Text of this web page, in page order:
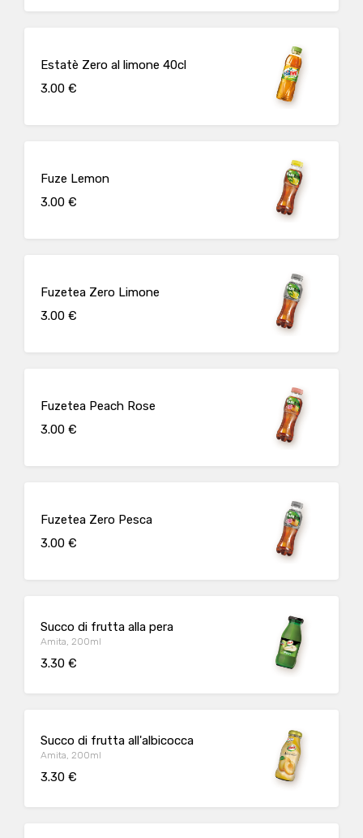
Estatè Zero al limone 40cl
3.00 €
Fuze Lemon
3.00 €
Fuzetea Zero Limone
3.00 €
Fuzetea Peach Rose
3.00 €
Fuzetea Zero Pesca
3.00 €
Succo di frutta alla pera
Amita, 200ml
3.30 €
Succo di frutta all'albicocca
Amita, 200ml
3.30 €